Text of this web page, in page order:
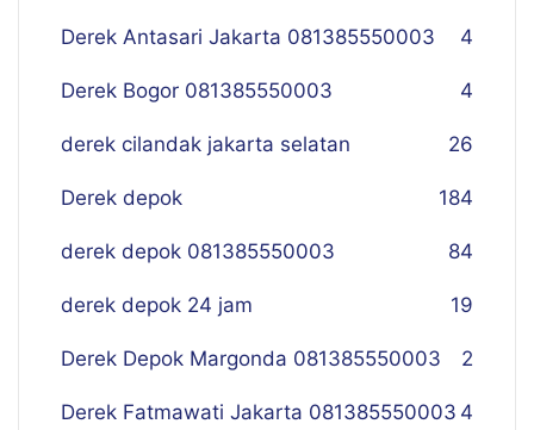
Derek Antasari Jakarta 081385550003 4
Derek Bogor 081385550003 4
derek cilandak jakarta selatan 26
Derek depok 184
derek depok 081385550003 84
derek depok 24 jam 19
Derek Depok Margonda 081385550003 2
Derek Fatmawati Jakarta 081385550003 4